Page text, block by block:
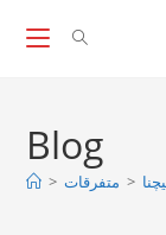
Blog
> متفرقات >